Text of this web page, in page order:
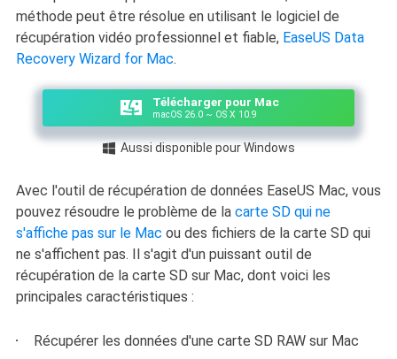
méthode peut être résolue en utilisant le logiciel de
récupération vidéo professionnel et fiable, EaseUS Data
Recovery Wizard for Mac.
Télécharger pour Mac
macOS 26.0 ~ OS X 10.9
 Aussi disponible pour Windows
Avec l'outil de récupération de données EaseUS Mac, vous
pouvez résoudre le problème de la carte SD qui ne
s'affiche pas sur le Mac ou des fichiers de la carte SD qui
ne s'affichent pas. Il s'agit d'un puissant outil de
récupération de la carte SD sur Mac, dont voici les
principales caractéristiques :
Récupérer les données d'une carte SD RAW sur Mac